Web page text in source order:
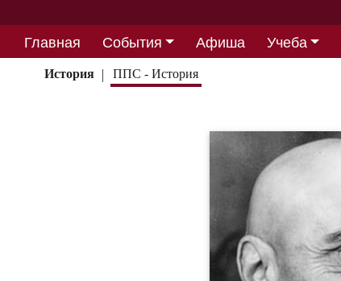
Главная События Афиша Учеба
Партнерство
История ППС - История